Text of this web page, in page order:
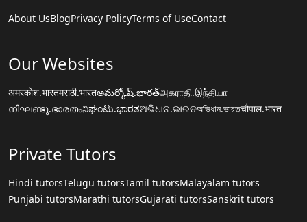
About UsBlogPrivacy PolicyTerms of UseContact
Our Websites
अमरकोश.भारतमराठी.भारतఅమర్కోష్.భారత్அகராதி.இந்தியா
നിഘണ്ടു.ഭാരതംನಿಘಂಟು.ಭಾರತଅଭିଧାନ.ଭାରତঅভিধান.ভারতचौपाल.भारत
Private Tutors
Hindi tutorsTelugu tutorsTamil tutorsMalayalam tutors
Punjabi tutorsMarathi tutorsGujarati tutorsSanskrit tutors